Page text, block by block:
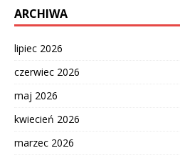
ARCHIWA
lipiec 2026
czerwiec 2026
maj 2026
kwiecień 2026
marzec 2026